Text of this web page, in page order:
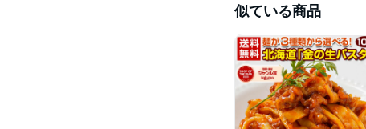
似ている商品